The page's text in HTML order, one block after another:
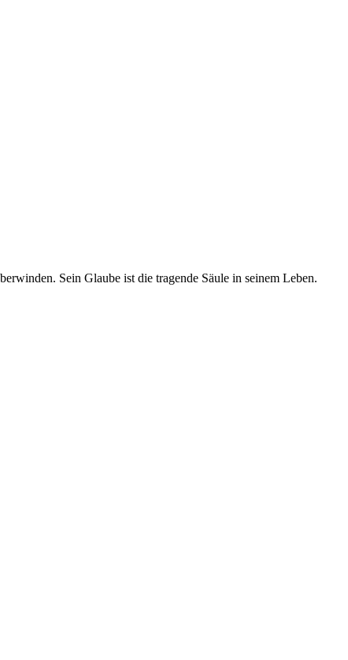
Sein Glaube ist die tragende Säule in seinem Leben.